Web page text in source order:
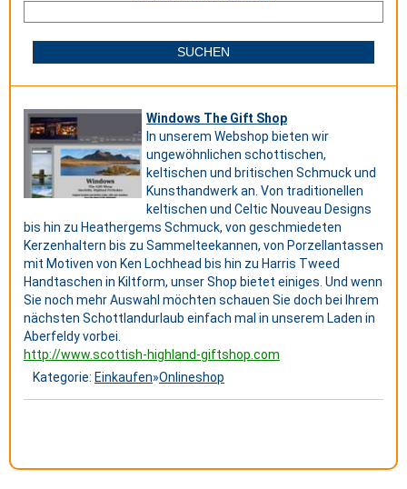
Windows The Gift Shop
In unserem Webshop bieten wir
ungewöhnlichen schottischen,
keltischen und britischen Schmuck und
Kunsthandwerk an. Von traditionellen
keltischen und Celtic Nouveau Designs
bis hin zu Heathergems Schmuck, von geschmiedeten
Kerzenhaltern bis zu Sammelteekannen, von Porzellantassen
mit Motiven von Ken Lochhead bis hin zu Harris Tweed
Handtaschen in Kiltform, unser Shop bietet einiges. Und wenn
Sie noch mehr Auswahl möchten schauen Sie doch bei Ihrem
nächsten Schottlandurlaub einfach mal in unserem Laden in
Aberfeldy vorbei.
http://www.scottish-highland-giftshop.com
Kategorie: Einkaufen»Onlineshop